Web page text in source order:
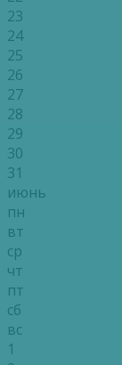
23
24
25
26
27
28
29
30
31
июнь
пн
вт
ср
чт
пт
сб
вс
1